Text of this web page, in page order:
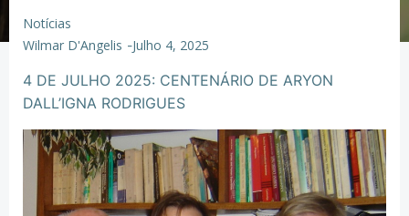
Notícias
Wilmar D'Angelis -Julho 4, 2025
4 DE JULHO 2025: CENTENÁRIO DE ARYON
DALL’IGNA RODRIGUES